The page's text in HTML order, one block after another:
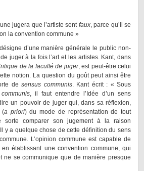
jugera que l’artiste sent faux, parce qu’il se
la convention commune »
d’une manière générale le public non-
juger à la fois l’art et les artistes. Kant, dans
de la faculté de juger, est peut-être celui
notion. La question du goût peut ainsi être
desensus communis. Kant écrit : « Sous
, il faut entendre l’Idée d’un sens
un pouvoir de juger qui, dans sa réflexion,
(a priori) du mode de représentation de tout
sorte comparer son jugement à la raison
y a quelque chose de cette définition du sens
L’opinion commune est capable de
établissant une convention commune, qui
ne se communique que de manière presque